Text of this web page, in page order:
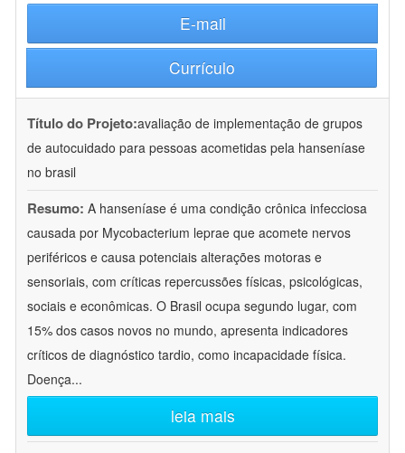
E-mail
Currículo
Título do Projeto:avaliação de implementação de grupos
de autocuidado para pessoas acometidas pela hanseníase
no brasil
Resumo: A hanseníase é uma condição crônica infecciosa
causada por Mycobacterium leprae que acomete nervos
periféricos e causa potenciais alterações motoras e
sensoriais, com críticas repercussões físicas, psicológicas,
sociais e econômicas. O Brasil ocupa segundo lugar, com
15% dos casos novos no mundo, apresenta indicadores
críticos de diagnóstico tardio, como incapacidade física.
Doença...
leia mais